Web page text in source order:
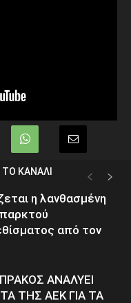
ΚΑΝΑΛΙ
η λανθασμένη
από τον
ΑΝΑΛΥΕΙ
ΤΗΣ ΑΕΚ ΓΙΑ ΤΑ